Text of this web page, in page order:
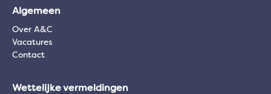
Algemeen
Over A&C
Vacatures
Contact
Wettelijke vermeldingen